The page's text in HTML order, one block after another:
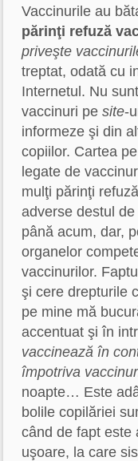
Vaccinurile au
părinţi refuză
priveşte
treptat, odată cu
Internetul. Nu
vaccinuri pe site-
informeze şi din
copiilor. Cartea
legate de
mulţi părinţi
adverse destul
până acum, dar,
organelor
vaccinurilor.
şi cere drepturile
pe mine mă
accentuat şi în
vaccinează în
împotriva
noapte… Este
bolile copilăriei
când de fapt este
uşoare, la care